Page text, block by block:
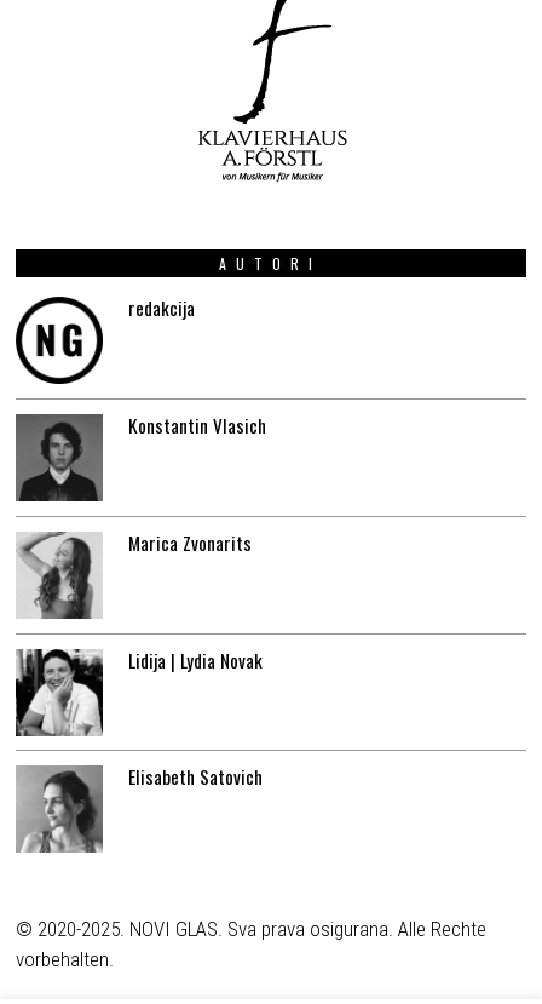
AUTORI
redakcija
Konstantin Vlasich
Marica Zvonarits
Lidija | Lydia Novak
Elisabeth Satovich
© 2020-2025. NOVI GLAS. Sva prava osigurana. Alle Rechte
vorbehalten.